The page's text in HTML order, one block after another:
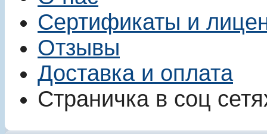
Сертификаты и
Отзывы
Доставка и оплата
Страничка в соц